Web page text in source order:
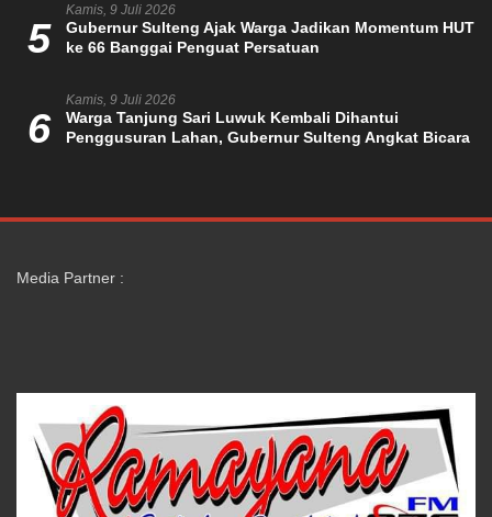
5
Kamis, 9 Juli 2026
Gubernur Sulteng Ajak Warga Jadikan Momentum HUT
ke 66 Banggai Penguat Persatuan
6
Kamis, 9 Juli 2026
Warga Tanjung Sari Luwuk Kembali Dihantui
Penggusuran Lahan, Gubernur Sulteng Angkat Bicara
Media Partner :